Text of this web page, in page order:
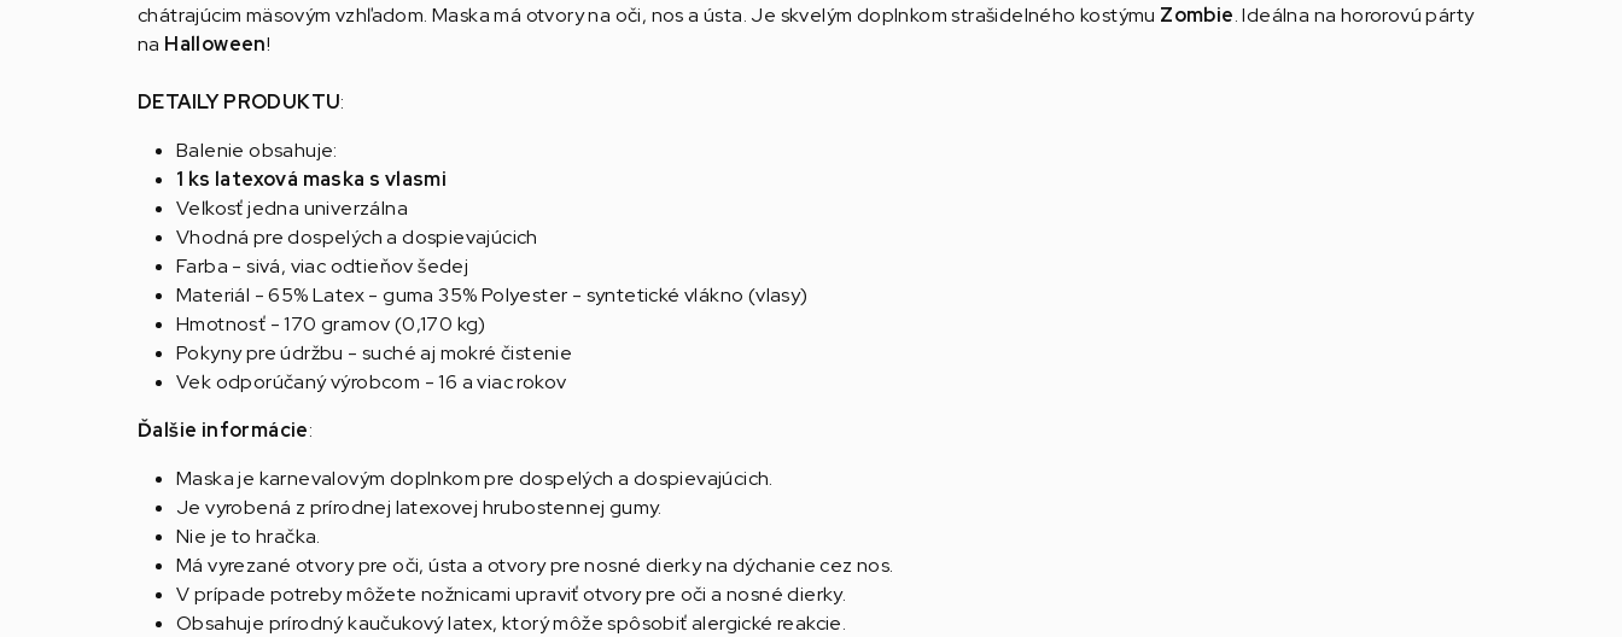
chátrajúcim mäsovým vzhľadom. Maska má otvory na oči, nos a ústa. Je skvelým doplnkom strašidelného kostýmu Zombie. Ideálna na hororovú párty
na Halloween!
DETAILY PRODUKTU:
Balenie obsahuje:
1 ks latexová maska s vlasmi
Veľkosť jedna univerzálna
Vhodná pre dospelých a dospievajúcich
Farba - sivá, viac odtieňov šedej
Materiál - 65% Latex - guma 35% Polyester - syntetické vlákno (vlasy)
Hmotnosť - 170 gramov (0,170 kg)
Pokyny pre údržbu - suché aj mokré čistenie
Vek odporúčaný výrobcom - 16 a viac rokov
Ďalšie informácie:
Maska je karnevalovým doplnkom pre dospelých a dospievajúcich.
Je vyrobená z prírodnej latexovej hrubostennej gumy.
Nie je to hračka.
Má vyrezané otvory pre oči, ústa a otvory pre nosné dierky na dýchanie cez nos.
V prípade potreby môžete nožnicami upraviť otvory pre oči a nosné dierky.
Obsahuje prírodný kaučukový latex, ktorý môže spôsobiť alergické reakcie.